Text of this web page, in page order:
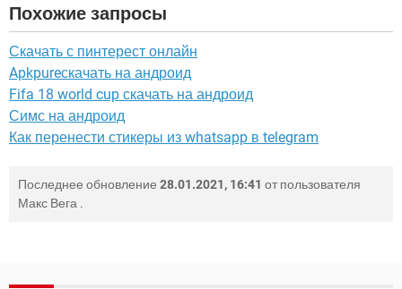
Похожие запросы
Скачать с пинтерест онлайн
Apkpureскачать на андроид
Fifa 18 world cup скачать на андроид
Симс на андроид
Как перенести стикеры из whatsapp в telegram
Последнее обновление 28.01.2021, 16:41 от пользователя
Макс Вега .